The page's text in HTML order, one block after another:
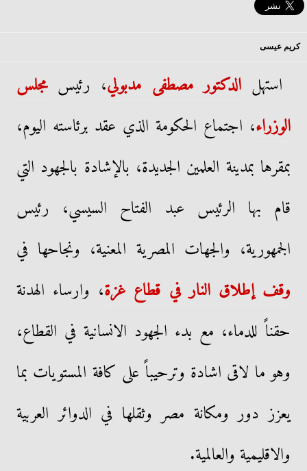
كريم عيسى
استهلالدكتور مصطفى مدبولي، رئيسمجلس
الوزراء، اجتماع الحكومة الذي عقد برئاسته اليوم،
بمقرها بمدينة العلمين الجديدة، بالإشادة بالجهود التي
قام بها الرئيس عبد الفتاح السيسي، رئيس
الجمهورية، والجهات المصرية المعنية، ونجاحها في
وقف إطلاق النار في قطاع غزة، وارساء الهدنة
حقناً للدماء، مع بدء الجهود الانسانية في القطاع،
وهو ما لاقى اشادة وترحيباً على كافة المستويات بما
يعزز دور ومكانة مصر وثقلها في الدوائر العربية
والاقليمية والعالمية.